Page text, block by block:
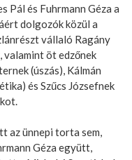
Pál és Fuhrmann Géza a
dolgozók közül a
vállaló Ragány
valamint öt edzőnek
(úszás), Kálmán
és Szűcs Józsefnek
az ünnepi torta sem,
Géza együtt,